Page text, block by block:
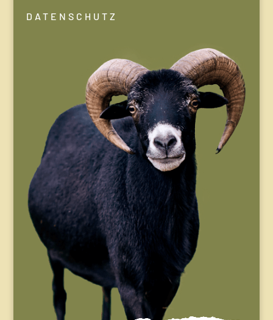
DATENSCHUTZ